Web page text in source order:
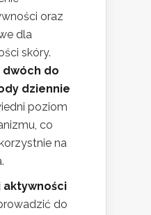
oraz
dla
skóry.
dwóch do
dziennie
poziom
co
na
aktywności
do